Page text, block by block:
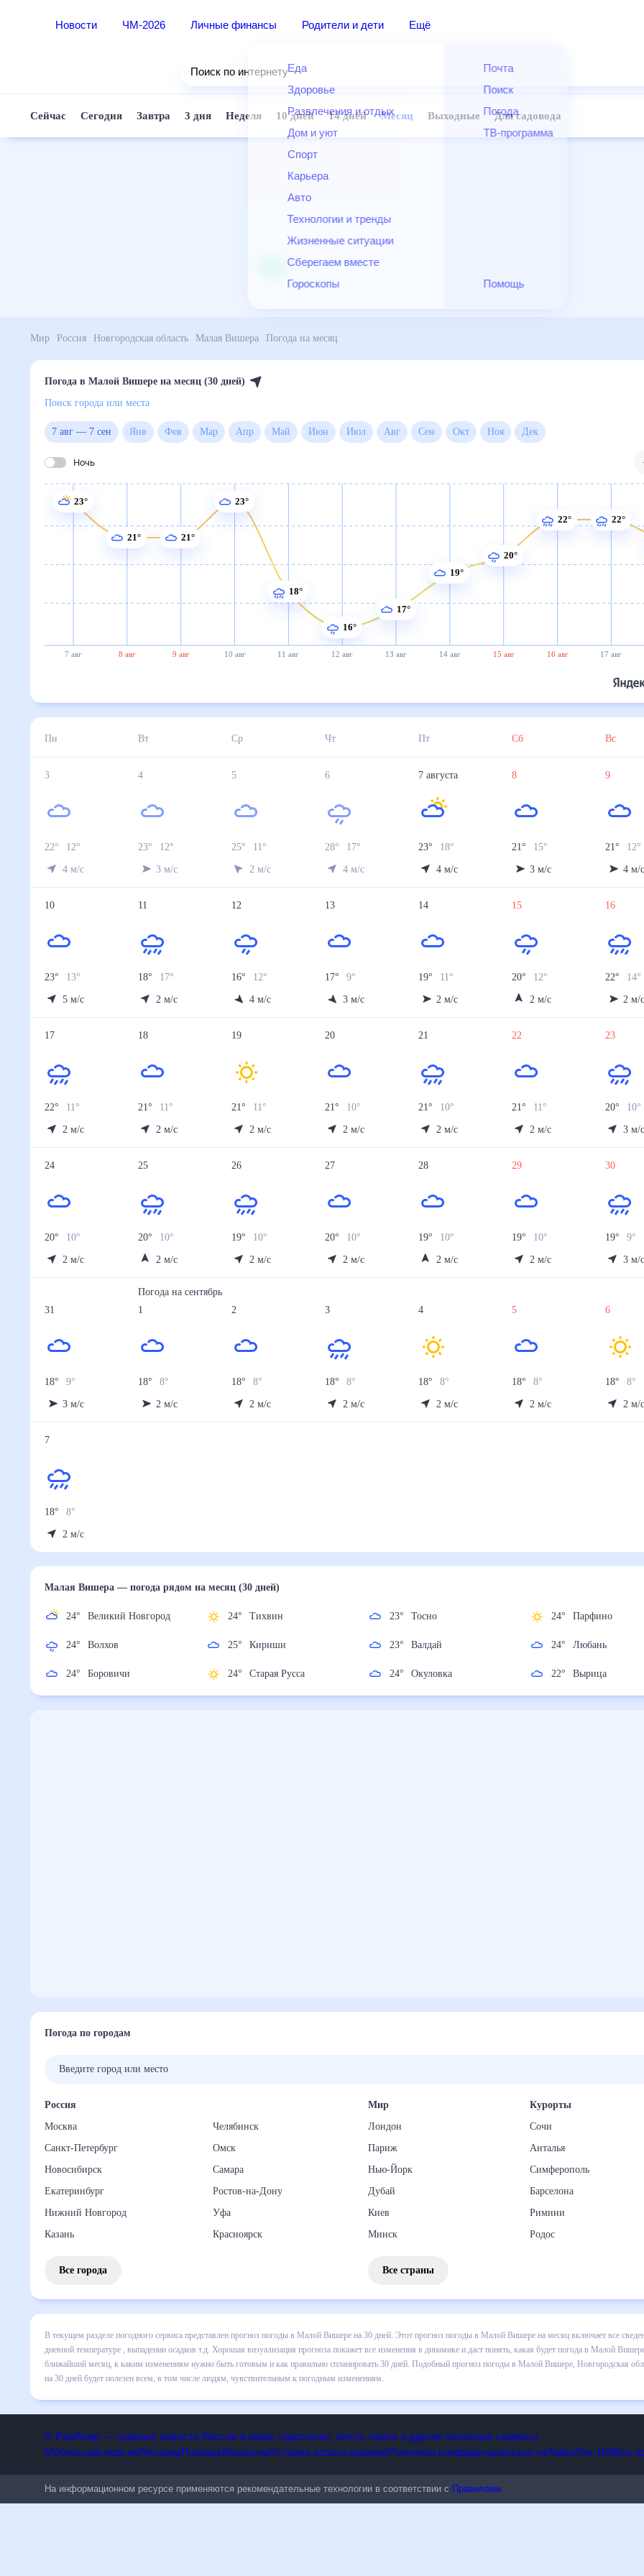
Новости ЧМ-2026 Личные финансы Родители и дети Ещё
Еда
Здоровье
Развлечения и отдых
Дом и уют
Спорт
Карьера
Авто
Технологии и тренды
Жизненные ситуации
Сберегаем вместе
Гороскопы
Почта
Поиск
Погода
ТВ-программа
Помощь
Поиск по интернету
Сейчас Сегодня Завтра 3 дня Неделя 10 дней 14 дней Месяц Выходные Для садовода
Мир Россия Новгородская область Малая Вишера Погода на месяц
Погода в Малой Вишере на месяц (30 дней)
Поиск города или места
7 авг—7 сен Янв Фев Мар Апр Май Июн Июл Авг Сен Окт Ноя
Ночь
7 авг 8 авг 9 авг 10 авг 11 авг 12 авг 13 авг 14 авг 15 авг 16 авг 17 авг
23°
21° 21°
23°
18°
16°
17°
19°
20°
22° 22°
Пн Вт Ср Чт Пт Сб Вс
3
22° 12°
4 м/с
4
23° 12°
3 м/с
5
25° 11°
2 м/с
6
28° 17°
4 м/с
7 августа
23° 18°
4 м/с
8
21° 15°
3 м/с
9
21° 12°
4 м/
10
23° 13°
5 м/с
11
18° 17°
2 м/с
12
16° 12°
4 м/с
13
17° 9°
3 м/с
14
19° 11°
2 м/с
15
20° 12°
2 м/с
16
22° 14°
2 м/
17
22° 11°
2 м/с
18
21° 11°
2 м/с
19
21° 11°
2 м/с
20
21° 10°
2 м/с
21
21° 10°
2 м/с
22
21° 11°
2 м/с
23
20° 10°
3 м/
24
20° 10°
2 м/с
25
20° 10°
2 м/с
26
19° 10°
2 м/с
27
20° 10°
2 м/с
28
19° 10°
2 м/с
29
19° 10°
2 м/с
30
19° 9°
3 м/
31
18° 9°
3 м/с
Погода насентябрь
1
18° 8°
2 м/с
2
18° 8°
2 м/с
3
18° 8°
2 м/с
4
18° 8°
2 м/с
5
18° 8°
2 м/с
6
18° 8°
2 м/
7
18° 8°
2 м/с
Малая Вишера— погода рядомна месяц (30 дней)
24° Великий Новгород
24° Волхов
24° Боровичи
24° Тихвин
25° Кириши
24° Старая Русса
23° Тосно
23° Валдай
24° Окуловка
24° Парфино
24° Любань
22° Вырица
Погода по городам
Россия
Москва
Санкт-Петербург
Новосибирск
Екатеринбург
Нижний Новгород
Казань
Челябинск
Омск
Самара
Ростов-на-Дону
Уфа
Красноярск
Все города
Мир
Лондон
Париж
Нью-Йорк
Дубай
Киев
Минск
Курорты
Сочи
Анталья
Симферополь
Барселона
Римини
Родос
Все страны
В текущем разделе погодного сервиса представлен прогноз погоды в Малой Вишере на 30 дней. Этот прогноз погоды в Малой
месяц включает все сведения по дневной температуре , выпадении осадков т.д. Хорошая визуализация прогноза покажет все
динамике и даст понять, какая будет погода в Малой Вишере в ближайший месяц, к каким изменениям нужно быть готовым и
правильно спланировать 30 дней. Подобный прогноз погоды в Малой Вишере, Новгородская область, Россия, на 30 дней будет
© Рамблер — главные новости России и мира, гороскопы, почта, поиск и другие полезные сервисы
На информационном ресурсе применяются рекомендательные технологии в соответствии сПравилами